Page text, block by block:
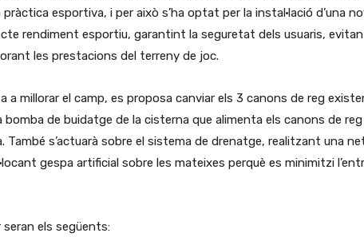
esportiva, i per això s’ha optat per la instal·lació d’una
rendiment esportiu, garantint la seguretat dels usuaris,
les prestacions del terreny de joc.
a millorar el camp, es proposa canviar els 3 canons de reg
bomba de buidatge de la cisterna que alimenta els canons de
També s’actuarà sobre el sistema de drenatge, realitzant una
gespa artificial sobre les mateixes perquè es minimitzi
els següents: